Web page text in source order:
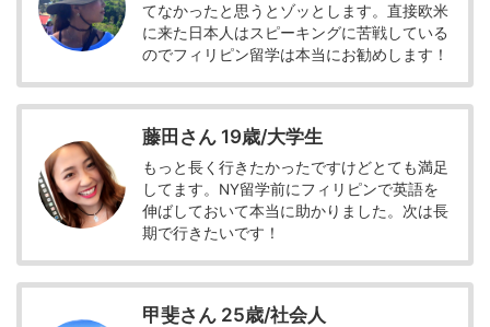
てなかったと思うとゾッとします。直接欧米
に来た日本人はスピーキングに苦戦している
のでフィリピン留学は本当にお勧めします！
藤田さん 19歳/大学生
もっと長く行きたかったですけどとても満足
してます。NY留学前にフィリピンで英語を
伸ばしておいて本当に助かりました。次は長
期で行きたいです！
甲斐さん 25歳/社会人